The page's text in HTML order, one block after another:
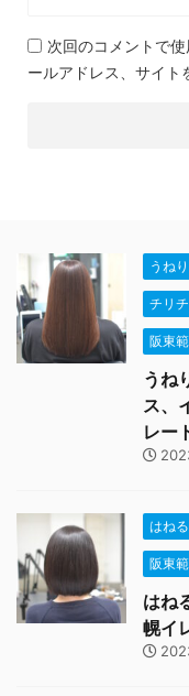
次回のコメントで
ールアドレス、サイト
うね
チリ
阪東
うね
ス、
レー
はね
阪東
はね
幌イ